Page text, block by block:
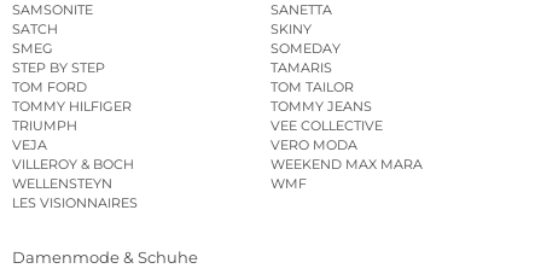
SAMSONITE
SANETTA
SATCH
SKINY
SMEG
SOMEDAY
STEP BY STEP
TAMARIS
TOM FORD
TOM TAILOR
TOMMY HILFIGER
TOMMY JEANS
TRIUMPH
VEE COLLECTIVE
VEJA
VERO MODA
VILLEROY & BOCH
WEEKEND MAX MARA
WELLENSTEYN
WMF
LES VISIONNAIRES
Damenmode & Schuhe